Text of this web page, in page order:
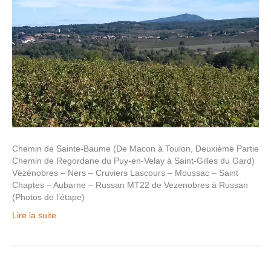
Chemin de Sainte-Baume (De Macon à Toulon, Deuxième Partie
Chemin de Regordane du Puy-en-Velay à Saint-Gilles du Gard)
Vézénobres – Ners – Cruviers Lascours – Moussac – Saint
Chaptes – Aubarne – Russan MT22 de Vezenobres à Russan
(Photos de l’étape)
Lire la suite